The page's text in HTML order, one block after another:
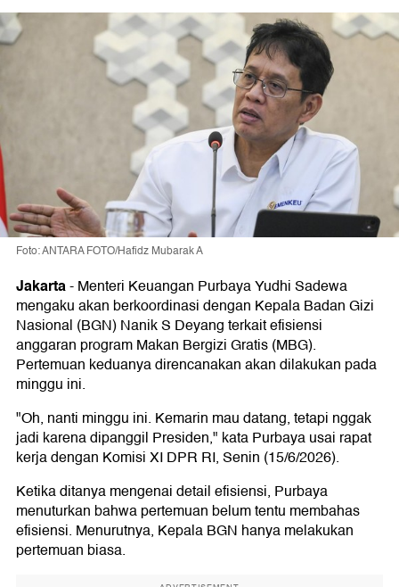
Foto: ANTARA FOTO/Hafidz Mubarak A
Jakarta-Menteri Keuangan Purbaya Yudhi Sadewa
mengaku akan berkoordinasi dengan Kepala Badan Gizi
Nasional (BGN) Nanik S Deyang terkait efisiensi
anggaran program Makan Bergizi Gratis (MBG).
Pertemuan keduanya direncanakan akan dilakukan pada
minggu ini.
"Oh, nanti minggu ini. Kemarin mau datang, tetapi nggak
jadi karena dipanggil Presiden," kata Purbaya usai rapat
kerja dengan Komisi XI DPR RI, Senin (15/6/2026).
Ketika ditanya mengenai detail efisiensi, Purbaya
menuturkan bahwa pertemuan belum tentu membahas
efisiensi. Menurutnya, Kepala BGN hanya melakukan
pertemuan biasa.